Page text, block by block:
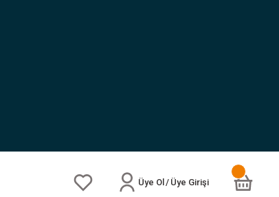
Üye Ol / Üye Girişi